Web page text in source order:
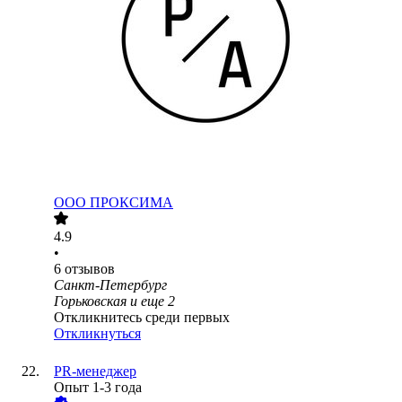
ООО ПРОКСИМА
4.9
•
6 отзывов
Санкт-Петербург
Горьковская и еще 2
Откликнитесь среди первых
Откликнуться
PR-менеджер
Опыт 1-3 года